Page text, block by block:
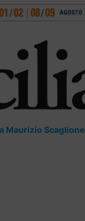
Maurizio Scaglione